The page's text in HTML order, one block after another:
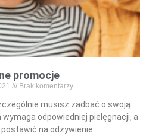
promocje
Brak komentarzy
musisz zadbać o swoją
odpowiedniej pielęgnacji, a
na odżywienie